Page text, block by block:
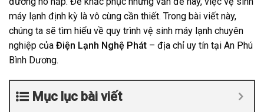
máy lạnh định kỳ là vô cùng cần thiết. Trong bài viết này,
chúng ta sẽ tìm hiểu về quy trình vệ sinh máy lạnh chuyên
nghiệp của Điện Lạnh Nghệ Phát – địa chỉ uy tín tại An Phú
Bình Dương.
Mục lục bài viết